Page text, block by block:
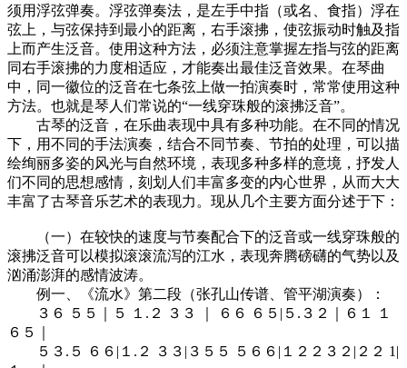
须用浮弦弹奏。浮弦弹奏法，是左手中指（或名、食指）浮在
弦上，与弦保持到最小的距离，右手滚拂，使弦振动时触及指
上而产生泛音。使用这种方法，必须注意掌握左指与弦的距离
同右手滚拂的力度相适应，才能奏出最佳泛音效果。在琴曲
中，同一徽位的泛音在七条弦上做一拍演奏时，常常使用这种
方法。也就是琴人们常说的“一线穿珠般的滚拂泛音”。
古琴的泛音，在乐曲表现中具有多种功能。在不同的情况
下，用不同的手法演奏，结合不同节奏、节拍的处理，可以描
绘绚丽多姿的风光与自然环境，表现多种多样的意境，抒发人
们不同的思想感情，刻划人们丰富多变的内心世界，从而大大
丰富了古琴音乐艺术的表现力。现从几个主要方面分述于下：
（一）在较快的速度与节奏配合下的泛音或一线穿珠般的
滚拂泛音可以模拟滚滚流泻的江水，表现奔腾磅礴的气势以及
汹涌澎湃的感情波涛。
例一、《流水》第二段（张孔山传谱、管平湖演奏）：
３６ ５５｜５ １.２ ３３ ｜ ６６ ６５|５.３２｜６１ １
６５｜
５３.５ ６６|１.２ ３３|３５５ ５６６|１２２３２|２２ 1|